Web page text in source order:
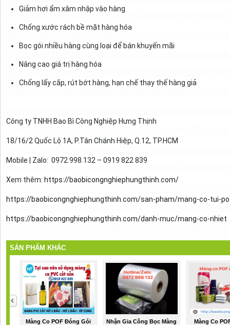
Giảm hơi ẩm xâm nhập vào hàng
Chống xước rách bề mặt hàng hóa
Bọc gói nhiều hàng cùng loại để bán khuyến mãi
Nâng cao giá trị hàng hóa
Chống lấy cắp, rút bớt hàng, hạn chế thay thế hàng giả
Công ty TNHH Bao Bì Công Nghiệp Hưng Thịnh
18/16/2 Quốc Lộ 1A, P.Tân Chánh Hiệp, Q.12, TP.HCM
Mobile | Zalo: 0972.998.132 – 0919 822 839
Xem thêm: https://baobicongnghiephungthinh.com/
https://baobicongnghiephungthinh.com/san-pham/mang-co-tui-
https://baobicongnghiephungthinh.com/danh-muc/mang-co-nhiet
SẢN PHẨM KHÁC
Màng Co POF Đóng Gói Nhận Gia Công Bọc Màng Màng Co